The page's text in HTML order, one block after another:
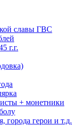
славы ГВС
г.г.
+ монетники
города герои и т.д.